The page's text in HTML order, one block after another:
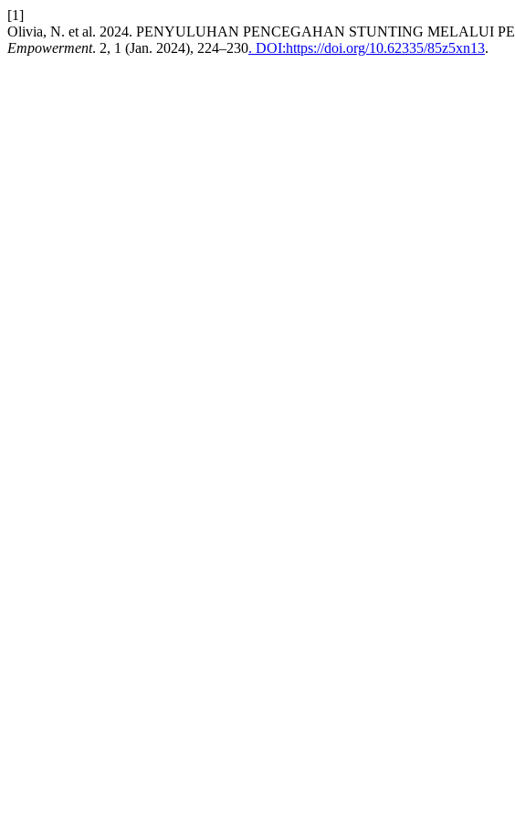
[1]
Olivia, N. et al. 2024. PENYULUHAN PENCEGAHAN STUNTING
Empowerment. 2, 1 (Jan. 2024), 224–230. DOI:https://doi.org/10.62335/85z5xn13.